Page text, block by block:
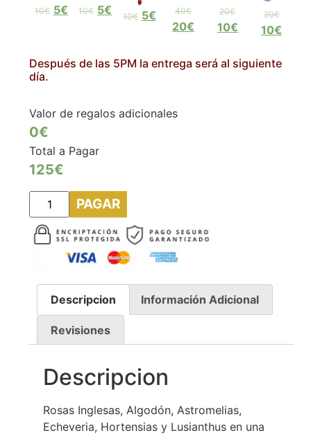
10€ 5€ 10€ 5€ 10€ 5€ 40€
20€
20€
10€
20€
10€
Después de las 5PM la entrega será al siguiente
día.
Valor de regalos adicionales
0€
Total a Pagar
125€
PAGAR
Descripcion Información Adicional
Revisiones
Descripcion
Rosas Inglesas, Algodón, Astromelias,
Echeveria, Hortensias y Lusianthus en una